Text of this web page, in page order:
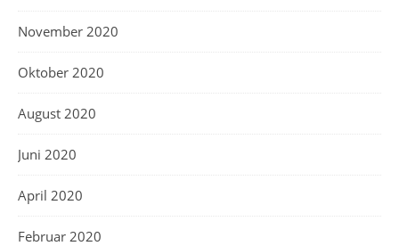
November 2020
Oktober 2020
August 2020
Juni 2020
April 2020
Februar 2020